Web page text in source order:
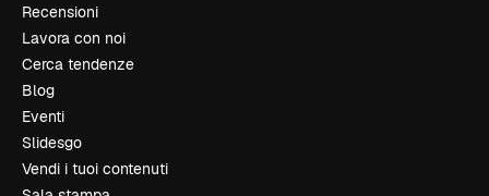
Recensioni
Lavora con noi
Cerca tendenze
Blog
Eventi
Slidesgo
Vendi i tuoi contenuti